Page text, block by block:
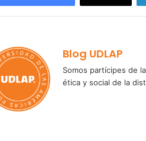
Blog UDLAP
Somos partícipes de
ética y social de la